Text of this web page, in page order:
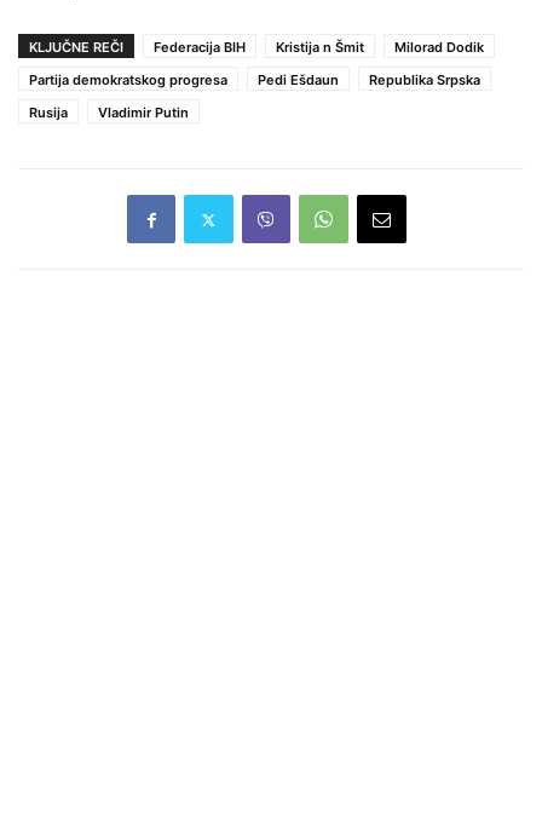
KLJUČNE REČI Federacija BIH Kristija n Šmit
Milorad Dodik
Partija demokratskog progresa
Pedi Ešdaun
Republika Srpska
Rusija
Vladimir Putin